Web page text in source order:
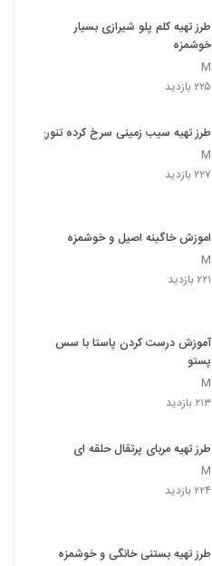
طرز تهیه کلم پلو شیرازی بسیار
خوشمزه
M
۲۲۵ بازدید
طرز تهیه سیب زمینی سرخ کرده تنوری
M
۲۲۷ بازدید
اموزش خاگینه اصیل و خوشمزه
M
۲۲۱ بازدید
آموزش درست کردن پاستا با سس
پستو
M
۲۱۳ بازدید
طرز تهیه مربای پرتقال حلقه ای
M
۲۲۴ بازدید
طرز تهیه بستنی خانگی و خوشمزه